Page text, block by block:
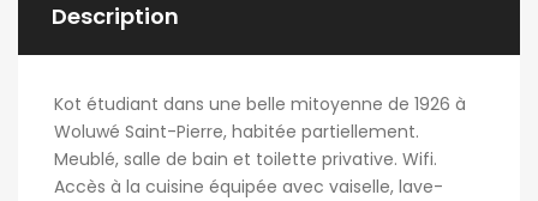
Description
Kot étudiant dans une belle mitoyenne de 1926 à
Woluwé Saint-Pierre, habitée partiellement.
Meublé, salle de bain et toilette privative. Wifi.
Accès à la cuisine équipée avec vaiselle, lave-